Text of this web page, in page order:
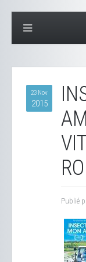
23 Nov
2015
Publié